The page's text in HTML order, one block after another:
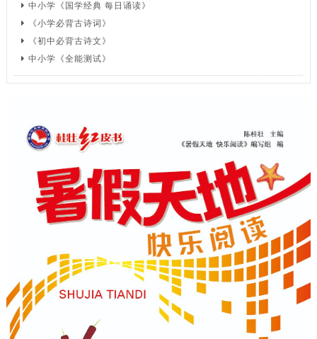
中小学《国学经典 每日诵读》
《小学必背古诗词》
《初中必背古诗文》
中小学《全能测试》